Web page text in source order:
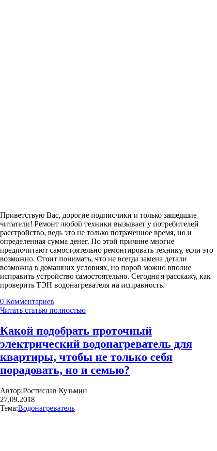
Приветствую Вас, дорогие подписчики и только зашедшие
читатели! Ремонт любой техники вызывает у потребителей
расстройство, ведь это не только потраченное время, но и
определенная сумма денег. По этой причине многие
предпочитают самостоятельно ремонтировать технику, если это
возможно. Стоит понимать, что не всегда замена детали
возможна в домашних условиях, но порой можно вполне
исправить устройство самостоятельно. Сегодня я расскажу, как
проверить ТЭН водонагревателя на исправность.
0 Комментариев
Читать статью полностью
Какой подобрать проточный
электрический водонагреватель для
квартиры, чтобы не только себя
порадовать, но и семью?
Автор:Ростислав Кузьмин
27.09.2018
Тема:Водонагреватель